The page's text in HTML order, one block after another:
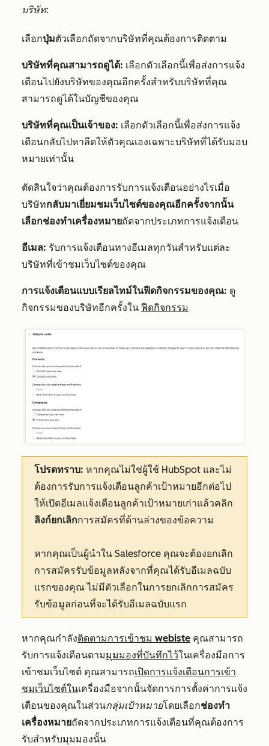
บริษัท:
เลือกปุ่มตัวเลือกถัดจากบริษัทที่คุณต้องการติดตาม
บริษัทที่คุณสามารถดูได้: เลือกตัวเลือกนี้เพื่อส่งการแจ้ง
เตือนไปยังบริษัทของคุณอีกครั้งสำหรับบริษัทที่คุณ
สามารถดูได้ในบัญชีของคุณ
บริษัทที่คุณเป็นเจ้าของ: เลือกตัวเลือกนี้เพื่อส่งการแจ้ง
เตือนกลับไปหาลีดให้ตัวคุณเองเฉพาะบริษัทที่ได้รับมอบ
หมายเท่านั้น
ตัดสินใจว่าคุณต้องการรับการแจ้งเตือนอย่างไรเมื่อ
บริษัทกลับมาเยี่ยมชมเว็บไซต์ของคุณอีกครั้งจากนั้น
เลือกช่องทำเครื่องหมายถัดจากประเภทการแจ้งเตือน
อีเมล: รับการแจ้งเตือนทางอีเมลทุกวันสำหรับแต่ละ
บริษัทที่เข้าชมเว็บไซต์ของคุณ
การแจ้งเตือนแบบเรียลไทม์ในฟีดกิจกรรมของคุณ: ดู
กิจกรรมของบริษัทอีกครั้งใน ฟีดกิจกรรม
โปรดทราบ: หากคุณไม่ใช่ผู้ใช้ HubSpot และไม่
ต้องการรับการแจ้งเตือนลูกค้าเป้าหมายอีกต่อไป
ให้เปิดอีเมลแจ้งเตือนลูกค้าเป้าหมายเก่าแล้วคลิก
ลิงก์ยกเลิกการสมัครที่ด้านล่างของข้อความ
หากคุณเป็นผู้นำใน Salesforce คุณจะต้องยกเลิก
การสมัครรับข้อมูลหลังจากที่คุณได้รับอีเมลฉบับ
แรกของคุณ ไม่มีตัวเลือกในการยกเลิกการสมัคร
รับข้อมูลก่อนที่จะได้รับอีเมลฉบับแรก
หากคุณกำลังติดตามการเข้าชม webiste คุณสามารถ
รับการแจ้งเตือนตามมุมมองที่บันทึกไว้ในเครื่องมือการ
เข้าชมเว็บไซต์ คุณสามารถเปิดการแจ้งเตือนการเข้า
ชมเว็บไซต์ในเครื่องมือจากนั้นจัดการการตั้งค่าการแจ้ง
เตือนของคุณในส่วนกลุ่มเป้าหมายโดยเลือกช่องทำ
เครื่องหมายถัดจากประเภทการแจ้งเตือนที่คุณต้องการ
รับสำหรับมุมมองนั้น